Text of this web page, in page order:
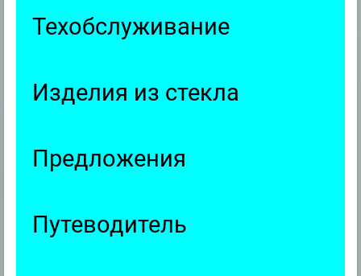
Техобслуживание
Изделия из стекла
Предложения
Путеводитель